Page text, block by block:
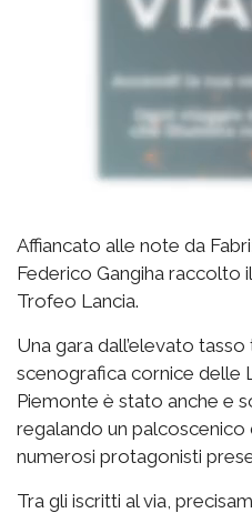
Affiancato alle note da
Federico Gangiha raccolto
Trofeo Lancia.
Una gara dall’elevato
scenografica cornice delle
Piemonte è stato anche e
regalando un palcoscenico
numerosi protagonisti
Tra gli iscritti al via,